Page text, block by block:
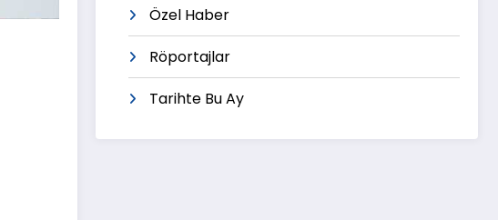
Özel Haber
Röportajlar
Tarihte Bu Ay